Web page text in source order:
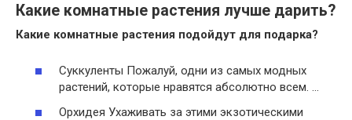
Какие комнатные растения лучше дарить?
Какие комнатные растения подойдут для подарка?
Суккуленты Пожалуй, одни из самых модных
растений, которые нравятся абсолютно всем. …
Орхидея Ухаживать за этими экзотическими